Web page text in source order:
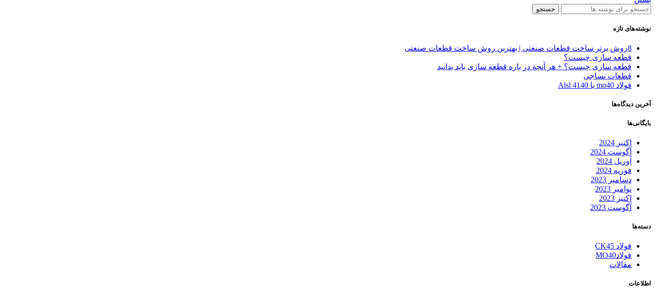
جستجو
نوشته‌های تازه
8روش‌ برتر ساخت قطعات صنعتی | بهترین روش ساخت قطعات صنعتی
قطعه سازی چیست؟
قطعه سازی چیست؟ + هر آنچه در باره قطعه سازی باید بدانید
قطعات نساجی
فولاد mo40 یا 4140 Alsl
آخرین دیدگاه‌ها
بایگانی‌ها
اکتبر 2024
آگوست 2024
آوریل 2024
فوریه 2024
دسامبر 2023
نوامبر 2023
اکتبر 2023
آگوست 2023
دسته‌ها
فولاد CK45
فولادMO40
مقالات
اطلاعات